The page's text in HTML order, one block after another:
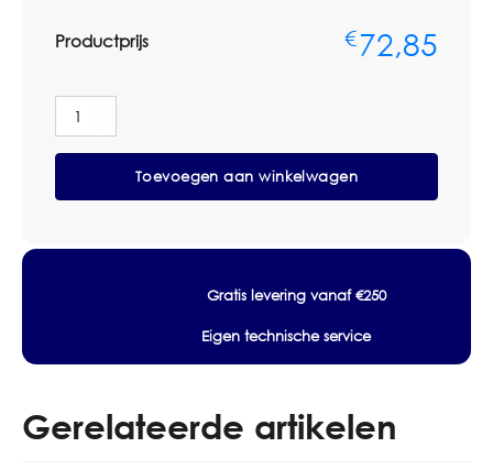
Bestelt u dit artikel in grotere aantallen of voor
Omnimar voor persoonlijk advies of een
maatwerkofferte. We denken graag mee over
aantallen, montage, voorraadbeheer en zakelijke
prijsafspraken.
Merk: All Care
Type: Afvalbak
Hoogte: 650 mm
Productprijs €72,85
Care
PlastiQline
Afvalbak
Toevoegen aan winkelwagen
Gratis levering vanaf €250
Eigen technische service
Gerelateerde artikelen